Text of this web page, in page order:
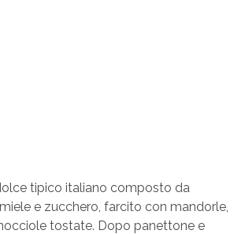
tipico italiano composto da
e zucchero, farcito con mandorle,
tostate. Dopo panettone e